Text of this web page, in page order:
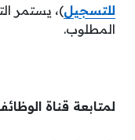
للتسجيل)، يستمر
المطلوب.
لمتابعة قناة